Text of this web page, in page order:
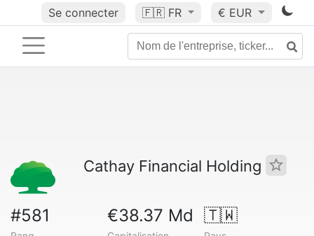
Se connecter 🇫🇷 FR € EUR
Cathay Financial Holding
#581 €38.37 Md 🇹🇼